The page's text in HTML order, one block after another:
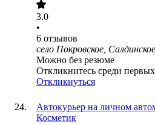
3.0
•
6 отзывов
село Покровское,
Можно без резюме
Откликнитесь среди первых
Откликнуться
Автокурьер на личном
Косметик